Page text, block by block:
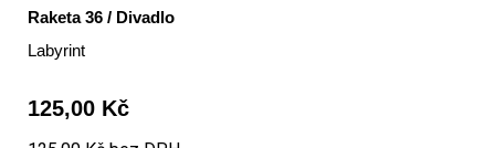
Raketa 36 / Divadlo
Labyrint
125,00 Kč